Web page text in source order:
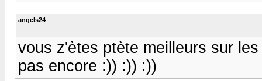
angels24
vous z'ètes ptète meilleurs sur
pas encore :)) :)) :))